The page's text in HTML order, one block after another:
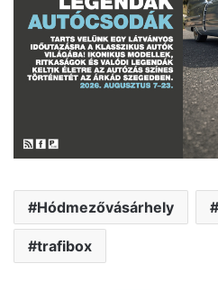
Hódmezővásárhely
trafibox